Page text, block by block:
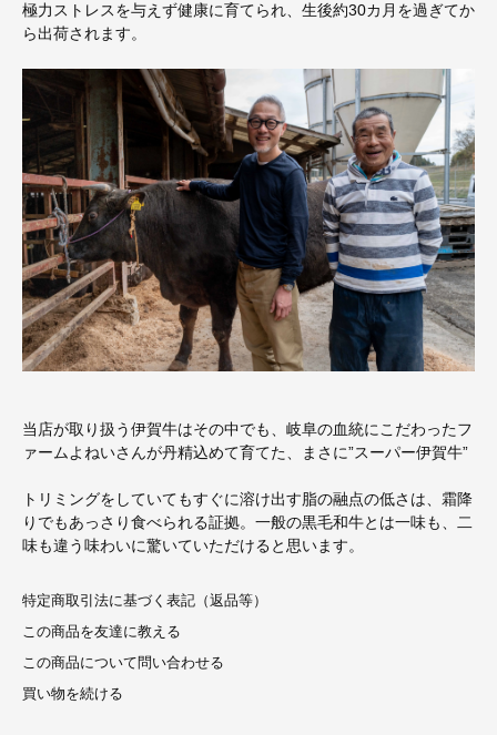
極力ストレスを与えず健康に育てられ、生後約30カ月を過ぎてか
ら出荷されます。
当店が取り扱う伊賀牛はその中でも、岐阜の血統にこだわったフ
ァームよねいさんが丹精込めて育てた、まさに”スーパー伊賀牛”
トリミングをしていてもすぐに溶け出す脂の融点の低さは、霜降
りでもあっさり食べられる証拠。一般の黒毛和牛とは一味も、二
味も違う味わいに驚いていただけると思います。
特定商取引法に基づく表記（返品等）
この商品を友達に教える
この商品について問い合わせる
買い物を続ける